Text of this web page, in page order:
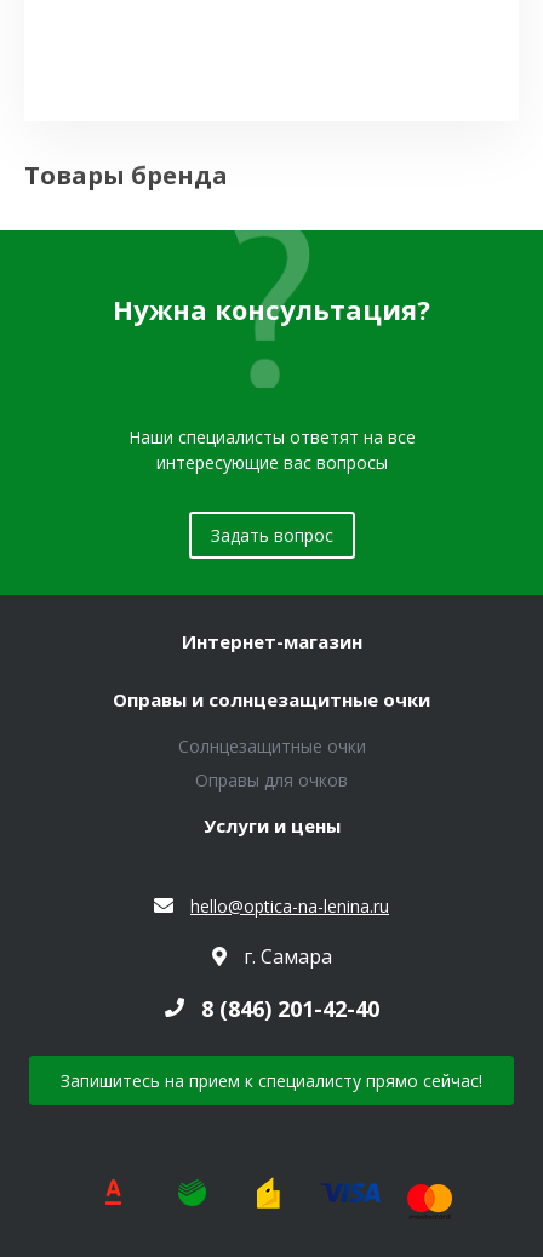
Товары бренда
Нужна консультация?
Наши специалисты ответят на все
интересующие вас вопросы
Задать вопрос
Интернет-магазин
Оправы и солнцезащитные очки
Солнцезащитные очки
Оправы для очков
Услуги и цены
hello@optica-na-lenina.ru
г. Самара
8 (846) 201-42-40
Запишитесь на прием к специалисту прямо сейчас!